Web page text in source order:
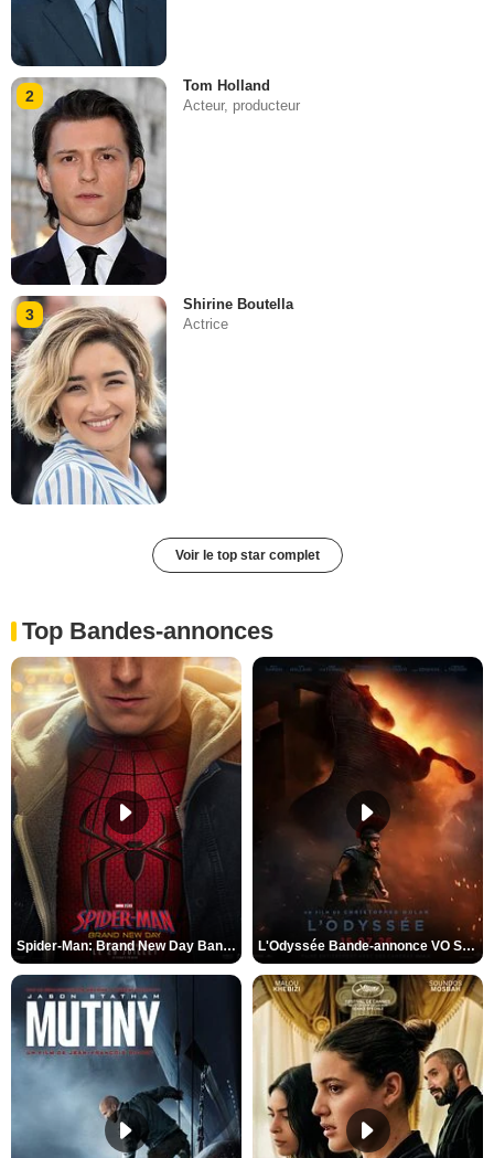
2
Tom Holland
Acteur, producteur
3
Shirine Boutella
Actrice
Voir le top star complet
Top Bandes-annonces
Spider-Man: Brand New Day Bande-annonce VO STFR L'Odyssée Bande-annonce VO STFR